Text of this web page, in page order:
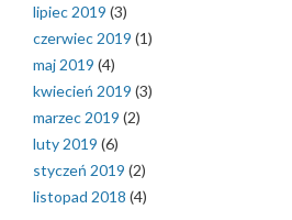
lipiec 2019 (3)
czerwiec 2019 (1)
maj 2019 (4)
kwiecień 2019 (3)
marzec 2019 (2)
luty 2019 (6)
styczeń 2019 (2)
listopad 2018 (4)